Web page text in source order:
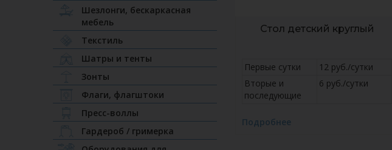
Шезлонги, бескаркасная
мебель
Текстиль
Шатры и тенты
Зонты
Флаги, флагштоки
Пресс-воллы
Гардероб / гримерка
Стол детский круглый
Первые сутки
12 руб./сутки
Вторые и
последующие
6 руб./сутки
Подробнее